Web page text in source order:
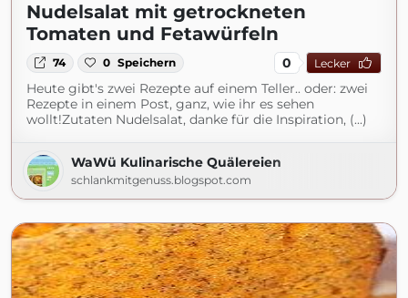
Nudelsalat mit getrockneten
Tomaten und Fetawürfeln
74 0 Speichern 0 Lecker
Heute gibt's zwei Rezepte auf einem Teller.. oder: zwei
Rezepte in einem Post, ganz, wie ihr es sehen
wollt!Zutaten Nudelsalat, danke für die Inspiration, (...)
WaWü Kulinarische Quälereien
schlankmitgenuss.blogspot.com